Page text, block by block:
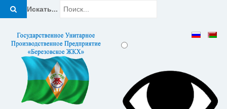
Искать...